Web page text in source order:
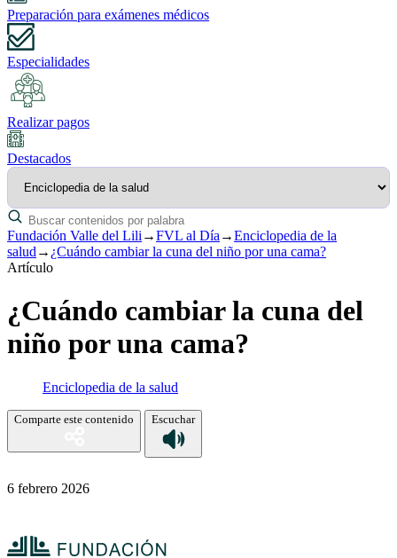
Preparación para exámenes médicos
Especialidades
Realizar pagos
Destacados
Fundación Valle del Lili →FVL al Día →Enciclopedia de la
salud → ¿Cuándo cambiar la cuna del niño por una cama?
Artículo
¿Cuándo cambiar la cuna del
niño por una cama?
Enciclopedia de la salud
Comparte este contenido Escuchar
6 febrero 2026